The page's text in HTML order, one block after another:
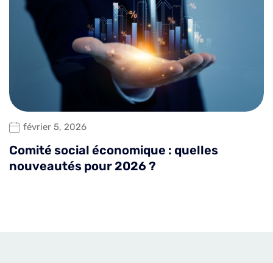
février 5, 2026
Comité social économique : quelles
nouveautés pour 2026 ?